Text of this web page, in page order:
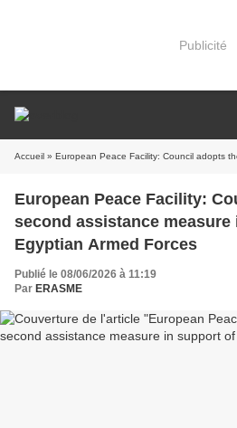
Publicité
Accueil » European Peace Facility: Council adopts the second
European Peace Facility:
second assistance
Egyptian Armed Forces
Publié le 08/06/2026 à 11:19
Par ERASME